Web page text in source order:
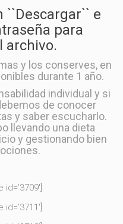
``Descargar`` e
para
archivo.
y los conserves, en
durante 1 año.
individual y si
de conocer
y saber escucharlo.
llevando una dieta
y gestionando bien